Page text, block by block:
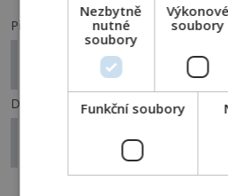
Předchozí článek
Bitva o Los Angeles: Noc,
neznámý cíl
Další článek
Filmové centrum v Manile:
nejstrašidelnější budova
Nezbytně
nutné
soubory
Výkonové
soubory
Funkční soubory